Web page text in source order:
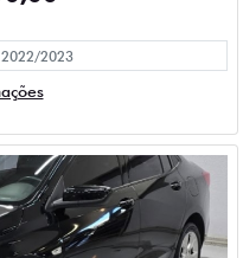
LTZ AUTOMATICO 4P